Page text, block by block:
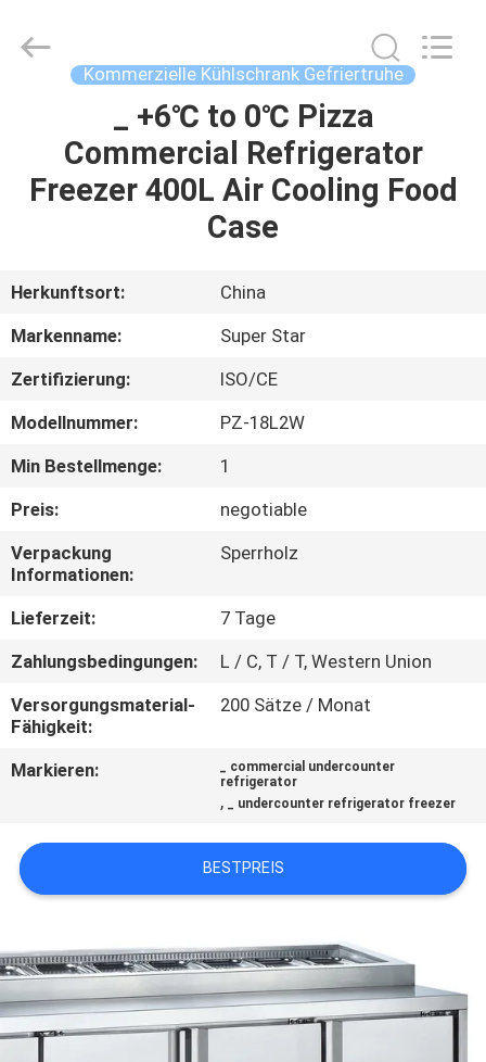
PRODUKTE
ÜBER
FABRIK-
AUSFLUG
QUALITÄTSKONTROLLE
TRETEN
MIT
UNS
NACHRICHTEN
VR
equipments
limited.
Kommerzielle Kühlschrank Gefriertruhe
_ +6℃ to 0℃ Pizza
Commercial Refrigerator
Freezer 400L Air Cooling Food
Case
Herkunftsort:
China
Markenname:
Super Star
Zertifizierung:
ISO/CE
Modellnummer:
PZ-18L2W
Min Bestellmenge:
1
Preis:
negotiable
Verpackung
Informationen:
Sperrholz
Lieferzeit:
7 Tage
Zahlungsbedingungen:
L / C, T / T, Western Union
Versorgungsmaterial-
Fähigkeit:
200 Sätze / Monat
Markieren:
_ commercial undercounter
refrigerator
,_ undercounter refrigerator freezer
BESTPREIS